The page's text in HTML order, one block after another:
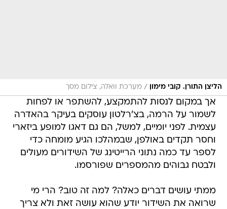
הליצן התורן. קובי מימון / מערכת וואלה, צילום מסך
אך במקום לנסות להתמקצע, להשתפר או לפחות
לשמור על הרמה, בצ'רלטון עוסקים בעיקר בהאדרה
עצמית. לפני יומיים, למשל, הם גם דאגו למופע ביזארי
וחסר תקדים באולפן, שבמהלכו הגיע מומחה כדי
לספר עד כמה נתוני הרייטינג של השידורים מעולים
ולבטח גבוהים מהמספרים שפורסמו.
ממתי עושים דברים כאלה? למה זה טוב? הרי מי
שרואה את השידור יודע שהוא עושה זאת ולא צריך